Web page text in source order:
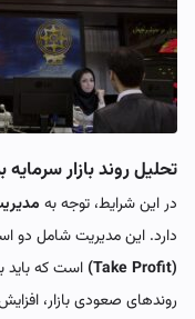
تحلیل روند بازار
در این شرایط، توجه به
دارد. این مدیریت شامل دو
(Take Profit)
است که باید
روندهای صعودی بازار،